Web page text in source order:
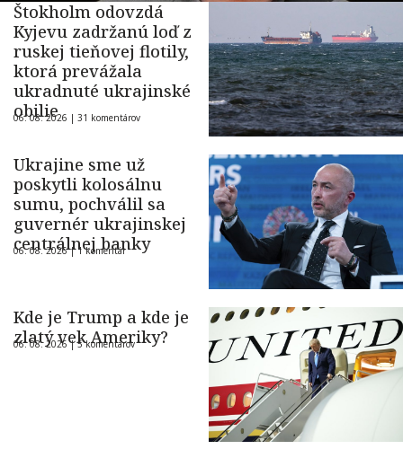
Štokholm odovzdá
Kyjevu zadržanú loď z
ruskej tieňovej flotily,
ktorá prevážala
ukradnuté ukrajinské
obilie
06. 08. 2026 | 31 komentárov
Ukrajine sme už
poskytli kolosálnu
sumu, pochválil sa
guvernér ukrajinskej
centrálnej banky
06. 08. 2026 |1 komentár
Kde je Trump a kde je
zlatý vek Ameriky?
06. 08. 2026 |5 komentárov